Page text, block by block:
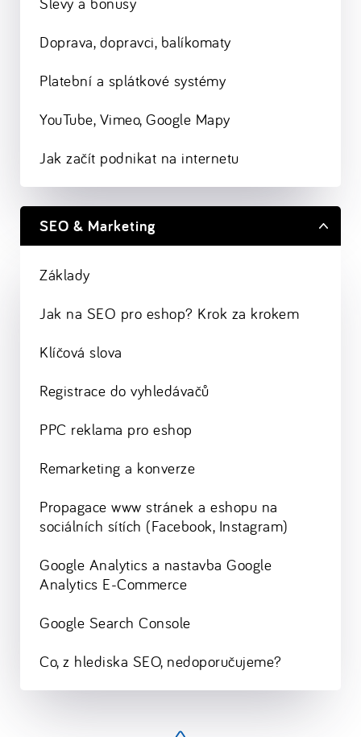
Doprava, dopravci, balíkomaty
Platební a splátkové systémy
YouTube, Vimeo, Google Mapy
Jak začít podnikat na internetu
SEO & Marketing
Základy
Jak na SEO pro eshop? Krok za krokem
Klíčová slova
Registrace do vyhledávačů
PPC reklama pro eshop
Remarketing a konverze
Propagace www stránek a eshopu na
sociálních sítích (Facebook, Instagram)
Google Analytics a nastavba Google
Analytics E-Commerce
Google Search Console
Co, z hlediska SEO, nedoporučujeme?